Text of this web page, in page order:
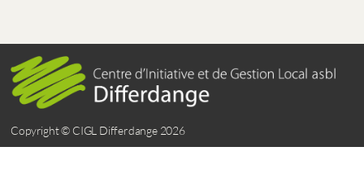
Copyright © CIGL Differdange 2026